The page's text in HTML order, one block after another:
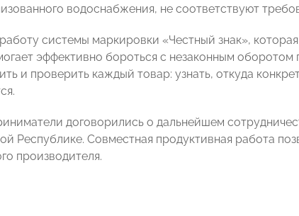
водоснабжения, не соответствуют
системы маркировки «Честный знак»,
эффективно бороться с незаконным
и проверить каждый товар: узнать, откуда
договорились о дальнейшем
Республике. Совместная продуктивная работа
производителя.